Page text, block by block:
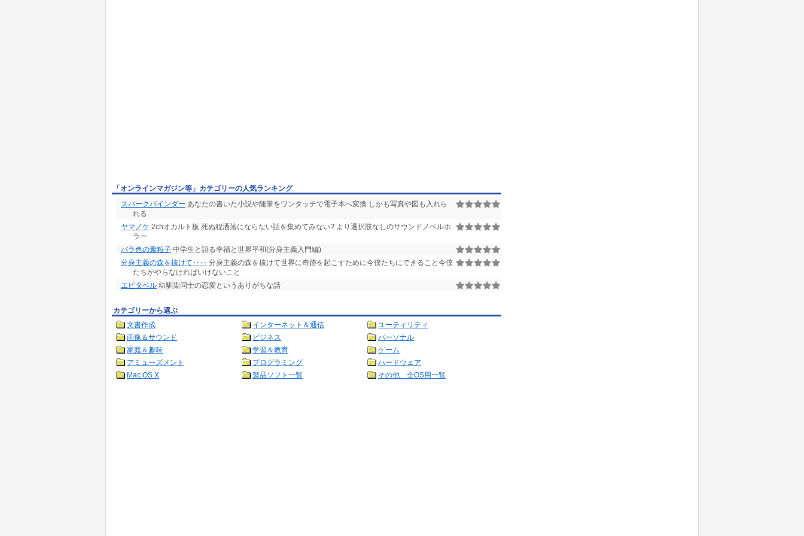
「オンラインマガジン等」カテゴリーの人気ランキング
スパークバインダー あなたの書いた小説や随筆をワンタッチで電子本へ変換 しかも写真や図も入れら
れる
ヤマノケ 2chオカルト板 死ぬ程洒落にならない話を集めてみない? より選択肢なしのサウンドノベルホ
ラー
バラ色の素粒子 中学生と語る幸福と世界平和(分身主義入門編)
分身主義の森を抜けて‥‥ 分身主義の森を抜けて世界に奇跡を起こすために今僕たちにできること今僕
たちがやらなければいけないこと
エビタベル 幼馴染同士の恋愛というありがちな話
カテゴリーから選ぶ
文書作成
インターネット＆通信
ユーティリティ
画像＆サウンド
ビジネス
パーソナル
家庭＆趣味
学習＆教育
ゲーム
アミューズメント
プログラミング
ハードウェア
Mac OS X
製品ソフト一覧 その他、全OS用一覧